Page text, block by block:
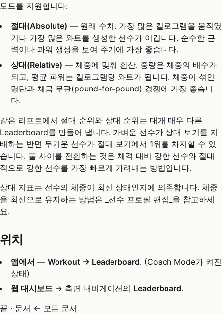
모드를 지원합니다:
절대(Absolute) — 원래 수치. 가장 많은 킬로그램을 움직였
거나 가장 많은 와트를 생성한 선수가 이깁니다. 순수한 근
력이나 파워 생성을 보여 주기에 가장 좋습니다.
상대(Relative) — 체중에 맞춰 환산. 중량은 체중의 배수가
되고, 평균 파워는 킬로그램당 와트가 됩니다. 체중이 섞인
명단과 체급 무관(pound-for-pound) 경쟁에 가장 좋습니
다.
같은 리프트에서 절대 순위와 상대 순위는 대개 매우 다른
Leaderboard를 만들어 냅니다. 가벼운 선수가 상대 보기를 지
배하는 반면 무거운 선수가 절대 보기에서 1위를 차지할 수 있
습니다. 둘 사이를 전환하는 것은 체격 대비 강한 선수와 절대
적으로 강한 선수를 가장 빠르게 가려내는 방법입니다.
상대 지표는 선수의 체중이 최신 상태인지에 의존합니다. 체중
을 최신으로 유지하는 방법은 _선수 프로필 편집_을 참고하세
요.
위치
앱에서 —Workout → Leaderboard. (Coach Mode가 켜진
상태)
웹 대시보드 → 측면 내비게이션의 Leaderboard.
끝 · 문서 ← 모든 문서